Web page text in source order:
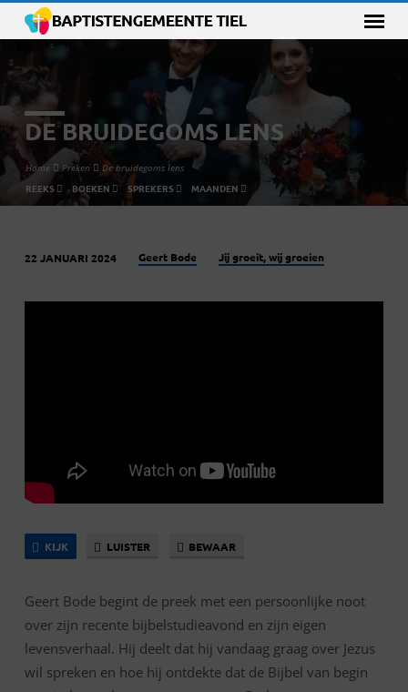
DE BRUIDEGOMS LENS
Home Preken De bruidegoms lens
REEKS BOEKEN SPREKERS MAANDEN
BRUIDEGOMS
22 JANUARI 2024 Geert Bode Jij groeit, wij groeien
KIJK LUISTER BEWAAR
Geert Bode begint de preek met een persoonlijke noot
over zijn recente bijbelstudieavond en zijn eigen
levensverhaal. Hij deelt dat hij vandaag graag over Jezus
wil spreken en hoe hij ontdekte dat de Bijbel van begin